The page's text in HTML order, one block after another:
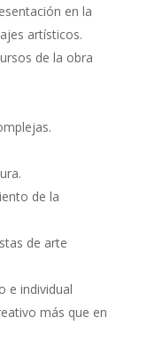
en la
artísticos.
de la obra
de la
de arte
e individual
más que en